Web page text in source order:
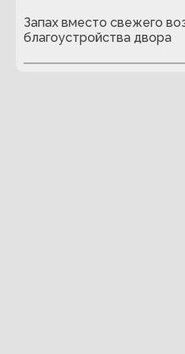
Запах вместо свежего
благоустройства двора